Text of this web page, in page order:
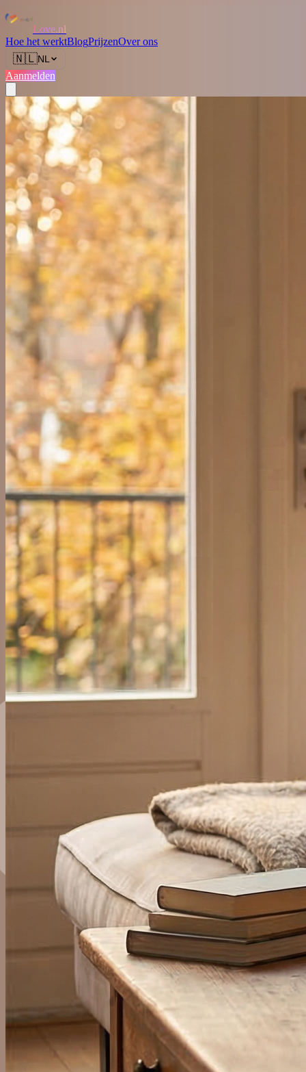
Love.nl
Hoe het werktBlogPrijzenOver ons
🇳🇱NL
Aanmelden